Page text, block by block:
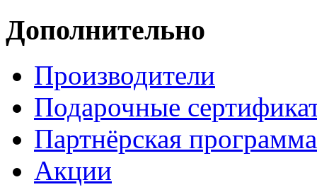
Дополнительно
Производители
Подарочные
Партнёрская программа
Акции